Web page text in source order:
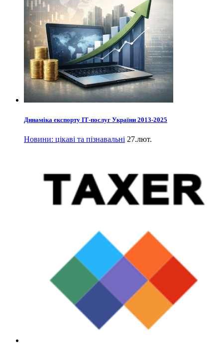
Динаміка експорту ІТ-послуг України 2013-2025
Новини: цікаві та пізнавальні 27.лют.